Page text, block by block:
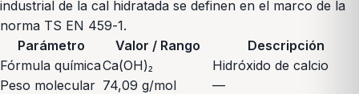
industrial de la cal hidratada se definen en el marco de la
norma TS EN 459-1.
Parámetro
Valor / Rango
Descripción
Fórmula químicaCa(OH)₂
Hidróxido de calcio
Peso molecular 74,09 g/mol
—